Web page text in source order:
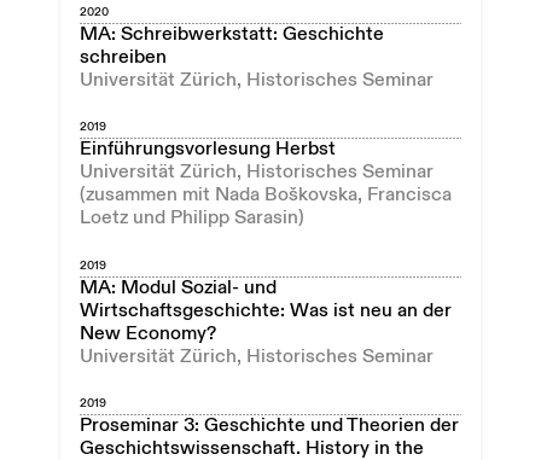
2020
MA: Schreibwerkstatt: Geschichte
schreiben
Universität Zürich, Historisches Seminar
2019
Einführungsvorlesung Herbst
Universität Zürich, Historisches Seminar
(zusammen mit Nada Boškovska, Francisca
Loetz und Philipp Sarasin)
2019
MA: Modul Sozial- und
Wirtschaftsgeschichte: Was ist neu an der
New Economy?
Universität Zürich, Historisches Seminar
2019
Proseminar 3: Geschichte und Theorien der
Geschichtswissenschaft. History in the